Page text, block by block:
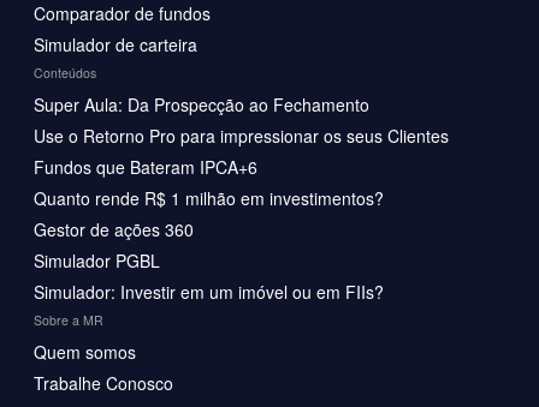
Comparador de fundos
Simulador de carteira
Conteúdos
Super Aula: Da Prospecção ao Fechamento
Use o Retorno Pro para impressionar os seus Clientes
Fundos que Bateram IPCA+6
Quanto rende R$ 1 milhão em investimentos?
Gestor de ações 360
Simulador PGBL
Simulador: Investir em um imóvel ou em FIIs?
Sobre a MR
Quem somos
Trabalhe Conosco